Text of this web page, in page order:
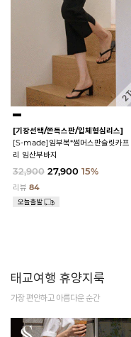
[기장선택/쫀득스판/입체형심리스]
[S-made]임부복*썸머스판슬릿카프
리 임산부바지
32,900 27,900 15%
리뷰 84
태교여행 휴양지룩
가장 편안하고 아름다운 순간